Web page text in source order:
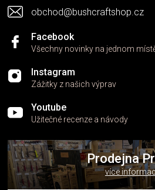
obchod@bushcraftshop.cz
Facebook
Všechny novinky na jednom
Instagram
Zážitky z našich výprav
Youtube
Užitečné recenze a návody
Prodejna
více